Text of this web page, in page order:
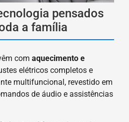
pensados
a família
com aquecimento e
elétricos completos e
multifuncional, revestido em
de áudio e assistências